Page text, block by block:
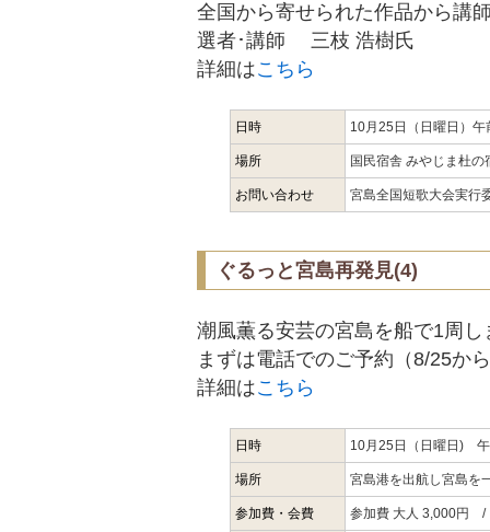
全国から寄せられた作品から講
選者･講師 三枝 浩樹氏
詳細はこちら
日時 10月25日（日曜日）
場所 国民宿舎 みやじま杜の
お問い合わせ 宮島全国短歌大会実行
ぐるっと宮島再発見(4)
潮風薫る安芸の宮島を船で1周し
まずは電話でのご予約（8/25か
詳細はこちら
日時 10月25日（日曜日)
場所 宮島港を出航し宮島を
参加費・会費 参加費 大人 3,000円